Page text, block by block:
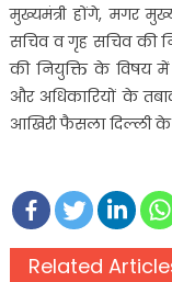
मुख्यमंत्री होंगे, मगर
सचिव व गृह सचिव की
की नियुक्ति के विषय
और अधिकारियों के
आखिरी फैसला दिल्ली के
Related